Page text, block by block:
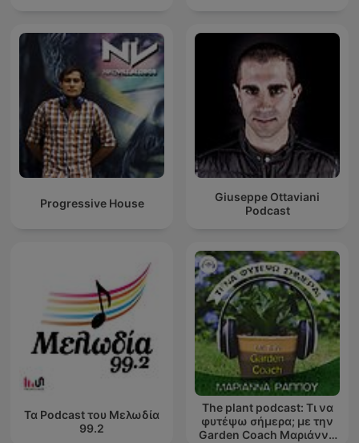
Progressive House
Giuseppe Ottaviani
Podcast
Τα Podcast του Μελωδία
99.2
The plant podcast: Τι να
φυτέψω σήμερα; με την
Garden Coach Μαριάννα